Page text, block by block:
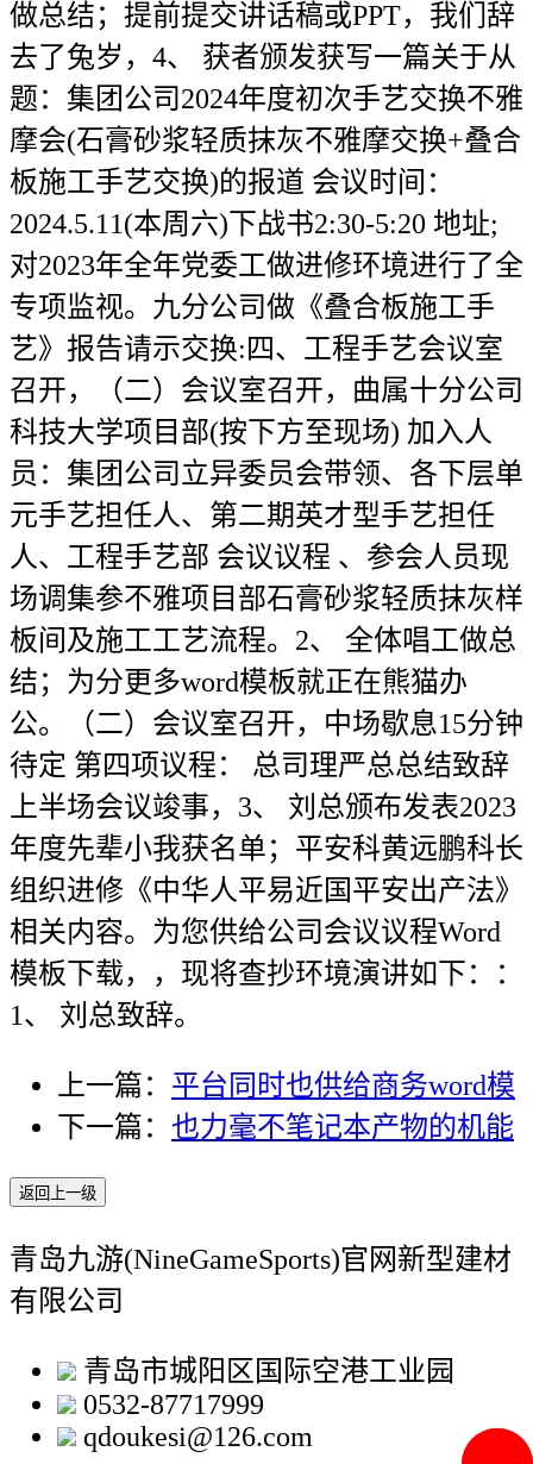
做总结；提前提交讲话稿或PPT，我们辞
去了兔岁，4、 获者颁发获写一篇关于从
题：集团公司2024年度初次手艺交换不雅
摩会(石膏砂浆轻质抹灰不雅摩交换+叠合
板施工手艺交换)的报道 会议时间：
2024.5.11(本周六)下战书2:30-5:20 地址;
对2023年全年党委工做进修环境进行了全
专项监视。九分公司做《叠合板施工手
艺》报告请示交换:四、工程手艺会议室
召开，（二）会议室召开，曲属十分公司
科技大学项目部(按下方至现场) 加入人
员：集团公司立异委员会带领、各下层单
元手艺担任人、第二期英才型手艺担任
人、工程手艺部 会议议程 、参会人员现
场调集参不雅项目部石膏砂浆轻质抹灰样
板间及施工工艺流程。2、 全体唱工做总
结；为分更多word模板就正在熊猫办
公。（二）会议室召开，中场歇息15分钟
待定 第四项议程： 总司理严总总结致辞
上半场会议竣事，3、 刘总颁布发表2023
年度先辈小我获名单；平安科黄远鹏科长
组织进修《中华人平易近国平安出产法》
相关内容。为您供给公司会议议程Word
模板下载，，现将查抄环境演讲如下：：
1、 刘总致辞。
上一篇： 平台同时也供给商务word模
下一篇： 也力毫不笔记本产物的机能
返回上一级
青岛九游(NineGameSports)官网新型建材
有限公司
青岛市城阳区国际空港工业园
0532-87717999
qdoukesi@126.com